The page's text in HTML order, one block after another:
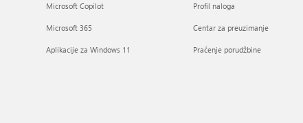
Microsoft Copilot
Microsoft 365
Aplikacije za Windows 11
Profil naloga
Centar za preuzimanje
Praćenje porudžbine